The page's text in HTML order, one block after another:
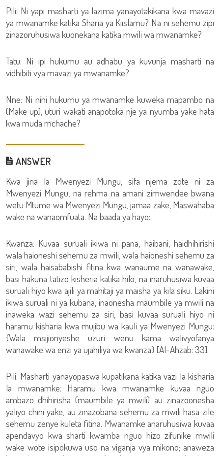
Pili: Ni yapi masharti ya lazima yanayotakikana kwa mavazi
ya mwanamke katika Sharia ya Kiislamu? Na ni sehemu zipi
zinazoruhusiwa kuonekana katika mwili wa mwanamke?
Tatu: Ni ipi hukumu au adhabu ya kuvunja masharti na
vidhibiti vya mavazi ya mwanamke?
Nne: Ni nini hukumu ya mwanamke kuweka mapambo na
(Make up), uturi wakati anapotoka nje ya nyumba yake hata
kwa muda mchache?
ANSWER
Kwa jina la Mwenyezi Mungu, sifa njema zote ni za
Mwenyezi Mungu, na rehma na amani zimwendee bwana
wetu Mtume wa Mwenyezi Mungu, jamaa zake, Maswahaba
wake na wanaomfuata. Na baada ya hayo:
Kwanza: Kuvaa suruali ikiwa ni pana, haibani, haidhihirishi
wala haioneshi sehemu za mwili, wala haioneshi sehemu za
siri, wala haisababishi fitina kwa wanaume na wanawake,
basi hakuna tatizo kisheria katika hilo, na inaruhusiwa kuvaa
suruali hiyo kwa ajili ya mahitaji ya maisha ya kila siku. Lakini
ikiwa suruali ni ya kubana, inaonesha maumbile ya mwili na
inaweka wazi sehemu za siri, basi kuvaa suruali hiyo ni
haramu kisharia kwa mujibu wa kauli ya Mwenyezi Mungu:
{Wala msijionyeshe uzuri wenu kama walivyofanya
wanawake wa enzi ya ujahiliya wa kwanza} [Al-Ahzab: 33].
Pili: Masharti yanayopaswa kupatikana katika vazi la kisharia
la mwanamke: Haramu kwa mwanamke kuvaa nguo
ambazo dhihirisha (maumbile ya mwili) au zinazoonesha
yaliyo chini yake, au zinazobana sehemu za mwili hasa zile
sehemu zenye kuleta fitina. Mwanamke anaruhusiwa kuvaa
apendavyo kwa sharti kwamba nguo hizo zifunike mwili
wake wote isipokuwa uso na viganja vya mikono; anaweza